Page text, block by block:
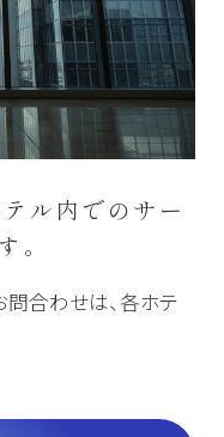
ル内でのサー
。
問合わせは、各ホテ